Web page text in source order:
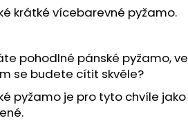
krátké vícebarevné pyžamo.
pohodlné pánské pyžamo, ve
se budete cítit skvěle?
pyžamo je pro tyto chvíle jako